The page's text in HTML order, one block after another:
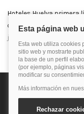
Hoteles Huelva primera
de playa
julio 1, 2026
© 2025 Blog de